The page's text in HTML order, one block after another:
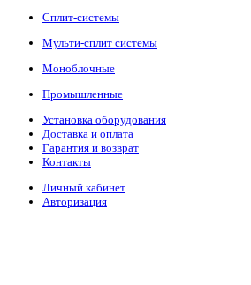
Сплит-системы
Мульти-сплит системы
Моноблочные
Промышленные
Установка оборудования
Доставка и оплата
Гарантия и возврат
Контакты
Личный кабинет
Авторизация